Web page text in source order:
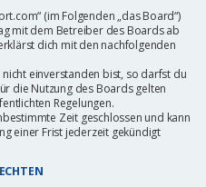
(im Folgenden „das Board“)
mit dem Betreiber des Boards ab
dich mit den nachfolgenden
einverstanden bist, so darfst du
die Nutzung des Boards gelten
Regelungen.
Zeit geschlossen und kann
einer Frist jederzeit gekündigt